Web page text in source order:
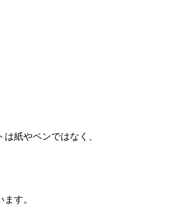
紙やペンではなく、
す。